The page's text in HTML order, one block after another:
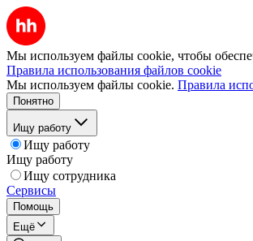
Мы используем файлы cookie, чтобы
Правила использования файлов cookie
Мы используем файлы cookie. Правила
Понятно
Ищу работу
Ищу работу
Ищу работу
Ищу сотрудника
Сервисы
Помощь
Ещё